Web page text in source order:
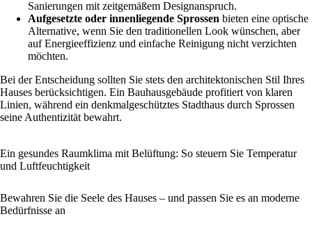
Sanierungen mit zeitgemäßem Designanspruch.
Aufgesetzte oder innenliegende Sprossen bieten eine optische
Alternative, wenn Sie den traditionellen Look wünschen, aber
auf Energieeffizienz und einfache Reinigung nicht verzichten
möchten.
Bei der Entscheidung sollten Sie stets den architektonischen Stil Ihres
Hauses berücksichtigen. Ein Bauhausgebäude profitiert von klaren
Linien, während ein denkmalgeschütztes Stadthaus durch Sprossen
seine Authentizität bewahrt.
Ein gesundes Raumklima mit Belüftung: So steuern Sie Temperatur
und Luftfeuchtigkeit
Bewahren Sie die Seele des Hauses – und passen Sie es an moderne
Bedürfnisse an